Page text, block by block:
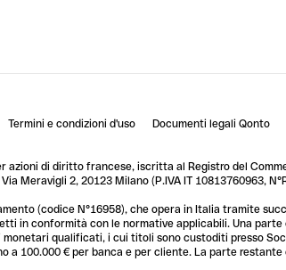
Termini e condizioni d'uso Documenti legali Qonto
azioni di diritto francese, iscritta al Registro del
Meravigli 2, 20123 Milano (P.IVA IT 10813760963,
(codice N°16958), che opera in Italia tramite
in conformità con le normative applicabili. Una
qualificati, i cui titoli sono custoditi presso
a 100.000 € per banca e per cliente. La parte